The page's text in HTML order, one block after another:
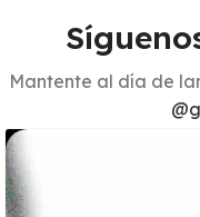
Mantente al día de